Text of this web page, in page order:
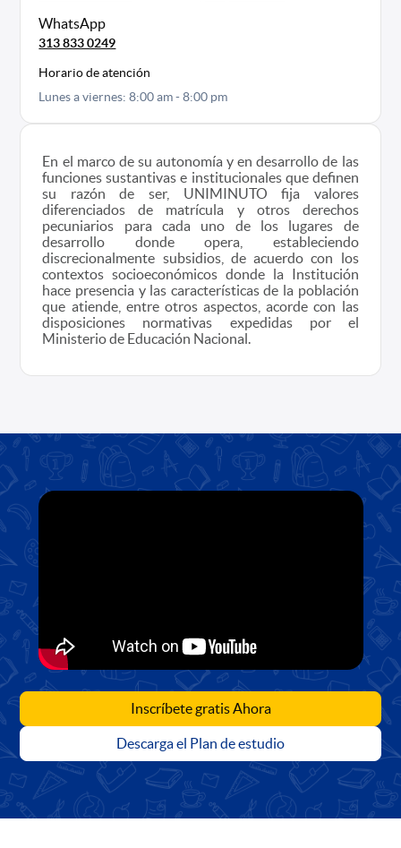
WhatsApp
313 833 0249
Horario de atención
Lunes a viernes: 8:00 am - 8:00 pm
En el marco de su autonomía y en desarrollo de las
funciones sustantivas e institucionales que definen
su razón de ser, UNIMINUTO fija valores
diferenciados de matrícula y otros derechos
pecuniarios para cada uno de los lugares de
desarrollo donde opera, estableciendo
discrecionalmente subsidios, de acuerdo con los
contextos socioeconómicos donde la Institución
hace presencia y las características de la población
que atiende, entre otros aspectos, acorde con las
disposiciones normativas expedidas por el
Ministerio de Educación Nacional.
Inscríbete gratis Ahora
Descarga el Plan de estudio